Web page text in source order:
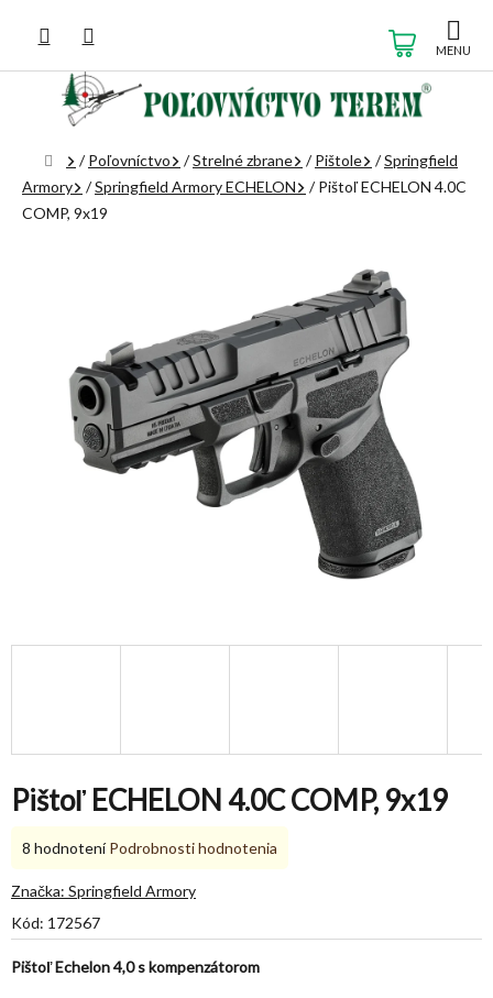
obsah
KOŠÍK
Domov
/ Poľovníctvo /Strelné zbrane / Pištole /Springfield
Armory
/Springfield Armory ECHELON / Pištoľ ECHELON 4.0C
COMP, 9x19
Pištoľ ECHELON 4.0C COMP, 9x19
Kód: 172567
Pištoľ Echelon 4,0 s kompenzátorom
Priemerné
produktu
5,0
5
8 hodnotení Podrobnosti hodnotenia
Značka: Springfield Armory